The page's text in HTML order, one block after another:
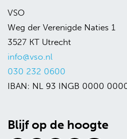
VSO
Weg der Verenigde Naties 1
3527 KT Utrecht
info@vso.nl
030 232 0600
IBAN: NL 93 INGB 0000
Blijf op de hoogte